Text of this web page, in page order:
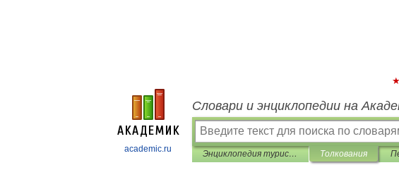
academic.ru
Словари и энциклопедии на
Энциклопедия туриста Толкования